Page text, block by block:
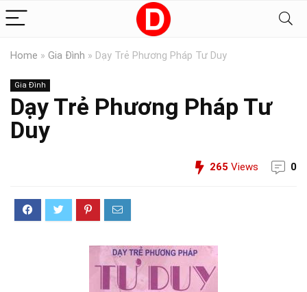
Home » Gia Đình » Dạy Trẻ Phương Pháp Tư Duy
Gia Đình
Dạy Trẻ Phương Pháp Tư
Duy
265 Views 0